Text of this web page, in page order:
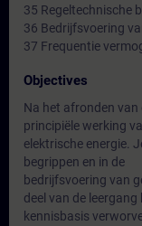
35 Regeltechnische
36 Bedrijfsvoering
37 Frequentie
Objectives
Na het afronden van
principiële werking
elektrische energie.
begrippen en in de
bedrijfsvoering van
deel van de leergang
kennisbasis